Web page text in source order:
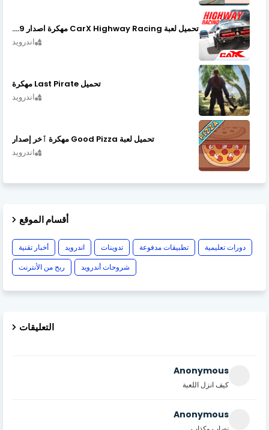
تحميل لعبة CarX Highway Racing مهكرة اصدار v1.74.9
اندرويد
تحميل Last Pirate مهكرة
اندرويد
تحميل لعبة Good Pizza مهكرة ٱخر إصدار
اندرويد
أقسام الموقع
أخبار تقنية اندرويد تدوينات تطبيقات مدفوعة
دورات تعليمية
ربح من الأنترنت
شروحات أندرويد
التعليقات
Anonymous
كيف انزل اللعبة
Anonymous